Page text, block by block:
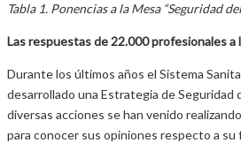
Tabla 1. Ponencias a la Mesa “Seguridad
Las respuestas de 22.000 profesionales a
Durante los últimos años el Sistema
desarrollado una Estrategia de Seguridad
diversas acciones se han venido
para conocer sus opiniones respecto a su